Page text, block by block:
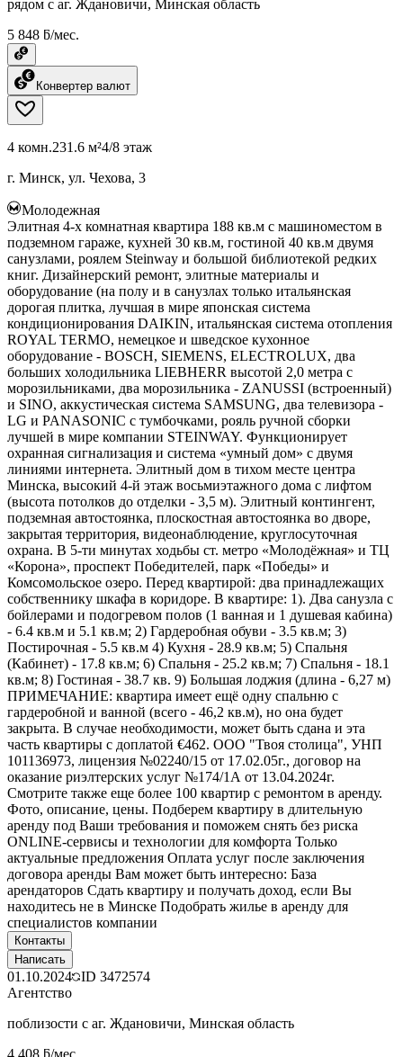
рядом с аг. Ждановичи, Минская область
5 848 ƃ/мес.
Конвертер валют
4 комн.231.6 м²4/8 этаж
г. Минск, ул. Чехова, 3
Молодежная
Элитная 4-х комнатная квартира 188 кв.м с машиноместом в
подземном гараже, кухней 30 кв.м, гостиной 40 кв.м двумя
санузлами, роялем Steinway и большой библиотекой редких
книг. Дизайнерский ремонт, элитные материалы и
оборудование (на полу и в санузлах только итальянская
дорогая плитка, лучшая в мире японская система
кондиционирования DAIKIN, итальянская система отопления
ROYAL TERMO, немецкое и шведское кухонное
оборудование - BOSCH, SIEMENS, ELECTROLUX, два
больших холодильника LIEBHERR высотой 2,0 метра с
морозильниками, два морозильника - ZANUSSI (встроенный)
и SINO, аккустическая система SAMSUNG, два телевизора -
LG и PANASONIC с тумбочками, рояль ручной сборки
лучшей в мире компании STEINWAY. Функционирует
охранная сигнализация и система «умный дом» с двумя
линиями интернета. Элитный дом в тихом месте центра
Минска, высокий 4-й этаж восьмиэтажного дома с лифтом
(высота потолков до отделки - 3,5 м). Элитный контингент,
подземная автостоянка, плоскостная автостоянка во дворе,
закрытая территория, видеонаблюдение, круглосуточная
охрана. В 5-ти минутах ходьбы ст. метро «Молодёжная» и ТЦ
«Корона», проспект Победителей, парк «Победы» и
Комсомольское озеро. Перед квартирой: два принадлежащих
собственнику шкафа в коридоре. В квартире: 1). Два санузла с
бойлерами и подогревом полов (1 ванная и 1 душевая кабина)
- 6.4 кв.м и 5.1 кв.м; 2) Гардеробная обуви - 3.5 кв.м; 3)
Постирочная - 5.5 кв.м 4) Кухня - 28.9 кв.м; 5) Спальня
(Кабинет) - 17.8 кв.м; 6) Спальня - 25.2 кв.м; 7) Спальня - 18.1
кв.м; 8) Гостиная - 38.7 кв. 9) Большая лоджия (длина - 6,27 м)
ПРИМЕЧАНИЕ: квартира имеет ещё одну спальню с
гардеробной и ванной (всего - 46,2 кв.м), но она будет
закрыта. В случае необходимости, может быть сдана и эта
часть квартиры с доплатой €462. ООО "Твоя столица", УНП
101136973, лицензия №02240/15 от 17.02.05г., договор на
оказание риэлтерских услуг №174/1А от 13.04.2024г.
Смотрите также еще более 100 квартир с ремонтом в аренду.
Фото, описание, цены. Подберем квартиру в длительную
аренду под Ваши требования и поможем снять без риска
ONLINE-сервисы и технологии для комфорта Только
актуальные предложения Оплата услуг после заключения
договора аренды Вам может быть интересно: База
арендаторов Сдать квартиру и получать доход, если Вы
находитесь не в Минске Подобрать жилье в аренду для
специалистов компании
Контакты
Написать
01.10.2024 ID 3472574
Агентство
поблизости с аг. Ждановичи, Минская область
4 408 ƃ/мес.